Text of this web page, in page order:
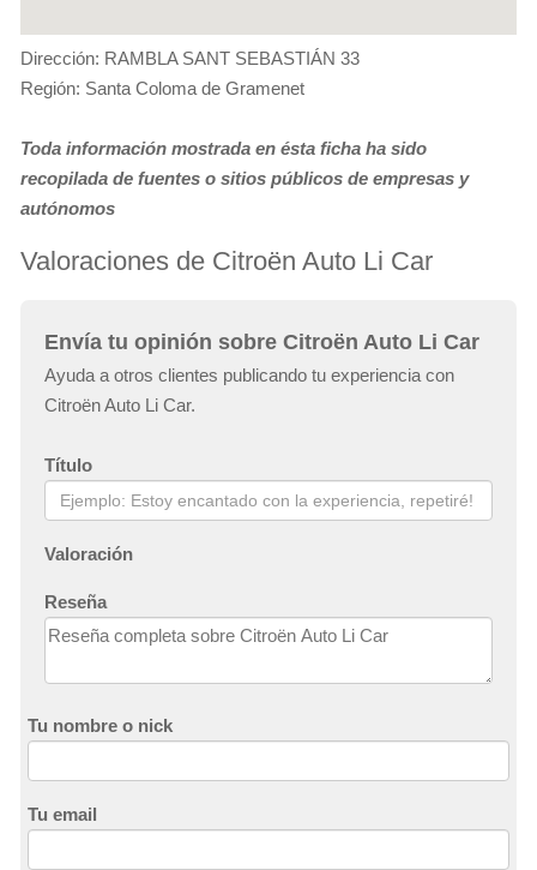
Dirección: RAMBLA SANT SEBASTIÁN 33
Región: Santa Coloma de Gramenet
Toda información mostrada en ésta ficha ha sido
recopilada de fuentes o sitios públicos de empresas y
autónomos
Valoraciones de Citroën Auto Li Car
Envía tu opinión sobre Citroën Auto Li Car
Ayuda a otros clientes publicando tu experiencia con
Citroën Auto Li Car.
Título
Valoración
Reseña
Tu nombre o nick
Tu email